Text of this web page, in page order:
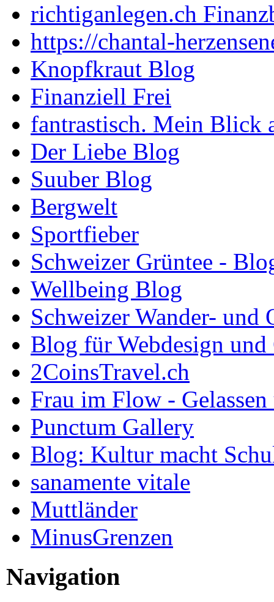
richtiganlegen.ch
https://chantal-
Knopfkraut Blog
Finanziell Frei
fantrastisch. Mein Blick
Der Liebe Blog
Suuber Blog
Bergwelt
Sportfieber
Schweizer Grüntee -
Wellbeing Blog
Schweizer Wander- und
Blog für Webdesign
2CoinsTravel.ch
Frau im Flow -
Punctum Gallery
Blog: Kultur macht
sanamente vitale
Muttländer
MinusGrenzen
Navigation